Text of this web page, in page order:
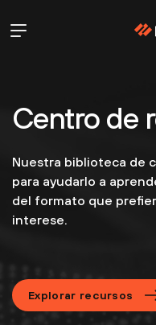
Centro de
Nuestra biblioteca de
para ayudarlo a
del formato que
interese.
Explorar recursos